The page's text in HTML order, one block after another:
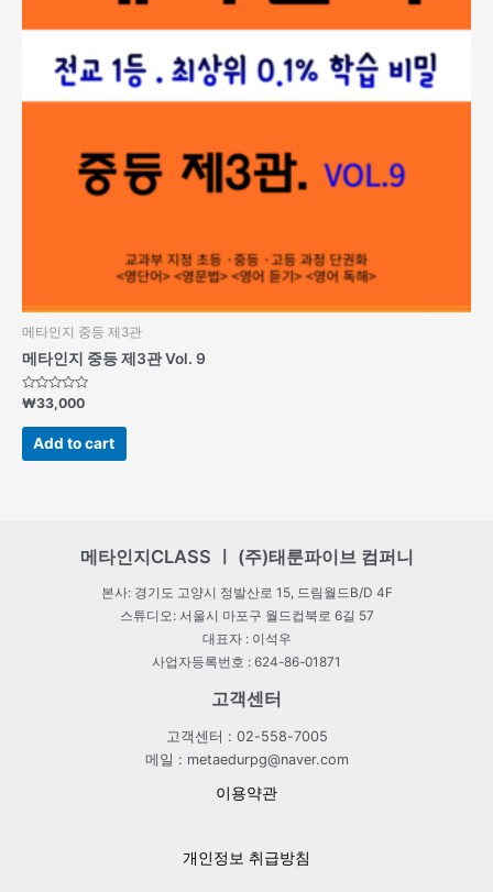
메타인지 중등 제3관
메타인지 중등 제3관 Vol. 9
Rated
out
₩33,000
Add to cart
메타인지CLASS ㅣ (주)태룬파이브 컴퍼니
본사: 경기도 고양시 정발산로 15, 드림월드B/D 4F
스튜디오: 서울시 마포구 월드컵북로 6길 57
대표자 : 이석우
사업자등록번호 : 624-86-01871
고객센터
고객센터 : 02-558-7005
메일 : metaedurpg@naver.com
이용약관
개인정보 취급방침